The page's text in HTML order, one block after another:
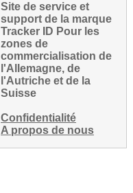
Site de service et
support de la marque
Tracker ID Pour les
zones de
commercialisation de
l'Allemagne, de
l'Autriche et de la
Suisse
Confidentialité
A propos de nous